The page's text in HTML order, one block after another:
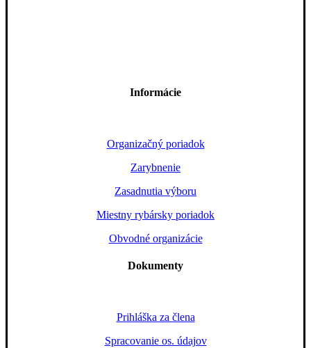
Informácie
Organizačný poriadok
Zarybnenie
Zasadnutia výboru
Miestny rybársky poriadok
Obvodné organizácie
Dokumenty
Prihláška za člena
Spracovanie os. údajov